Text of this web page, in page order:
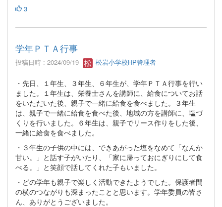
3
学年ＰＴＡ行事
投稿日時 : 2024/09/19 松岩小学校HP管理者
・先日、１年生、３年生、６年生が、学年ＰＴＡ行事を行い
ました。１年生は、栄養士さんを講師に、給食についてお話
をいただいた後、親子で一緒に給食を食べました。３年生
は、親子で一緒に給食を食べた後、地域の方を講師に、塩づ
くりを行いました。６年生は、親子でリース作りをした後、
一緒に給食を食べました。
・３年生の子供の中には、できあがった塩をなめて「なんか
甘い。」と話す子がいたり、「家に帰っておにぎりにして食
べる。」と笑顔で話してくれた子もいました。
・どの学年も親子で楽しく活動できたようでした。保護者間
の横のつながりも深まったことと思います。学年委員の皆さ
ん、ありがとうございました。